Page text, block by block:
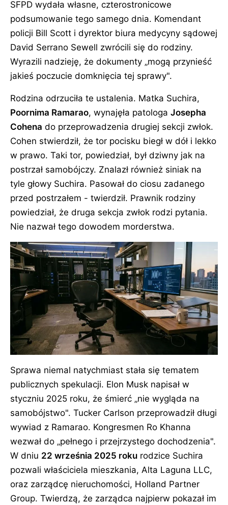
SFPD wydała własne, czterostronicowe
podsumowanie tego samego dnia. Komendant
policji Bill Scott i dyrektor biura medycyny sądowej
David Serrano Sewell zwrócili się do rodziny.
Wyrazili nadzieję, że dokumenty „mogą przynieść
jakieś poczucie domknięcia tej sprawy".
Rodzina odrzuciła te ustalenia. Matka Suchira,
Poornima Ramarao, wynajęła patologa Josepha
Cohena do przeprowadzenia drugiej sekcji zwłok.
Cohen stwierdził, że tor pocisku biegł w dół i lekko
w prawo. Taki tor, powiedział, był dziwny jak na
postrzał samobójczy. Znalazł również siniak na
tyle głowy Suchira. Pasował do ciosu zadanego
przed postrzałem - twierdził. Prawnik rodziny
powiedział, że druga sekcja zwłok rodzi pytania.
Nie nazwał tego dowodem morderstwa.
Sprawa niemal natychmiast stała się tematem
publicznych spekulacji. Elon Musk napisał w
styczniu 2025 roku, że śmierć „nie wygląda na
samobójstwo". Tucker Carlson przeprowadził długi
wywiad z Ramarao. Kongresmen Ro Khanna
wezwał do „pełnego i przejrzystego dochodzenia".
W dniu 22 września 2025 roku rodzice Suchira
pozwali właściciela mieszkania, Alta Laguna LLC,
oraz zarządcę nieruchomości, Holland Partner
Group. Twierdzą, że zarządca najpierw pokazał im